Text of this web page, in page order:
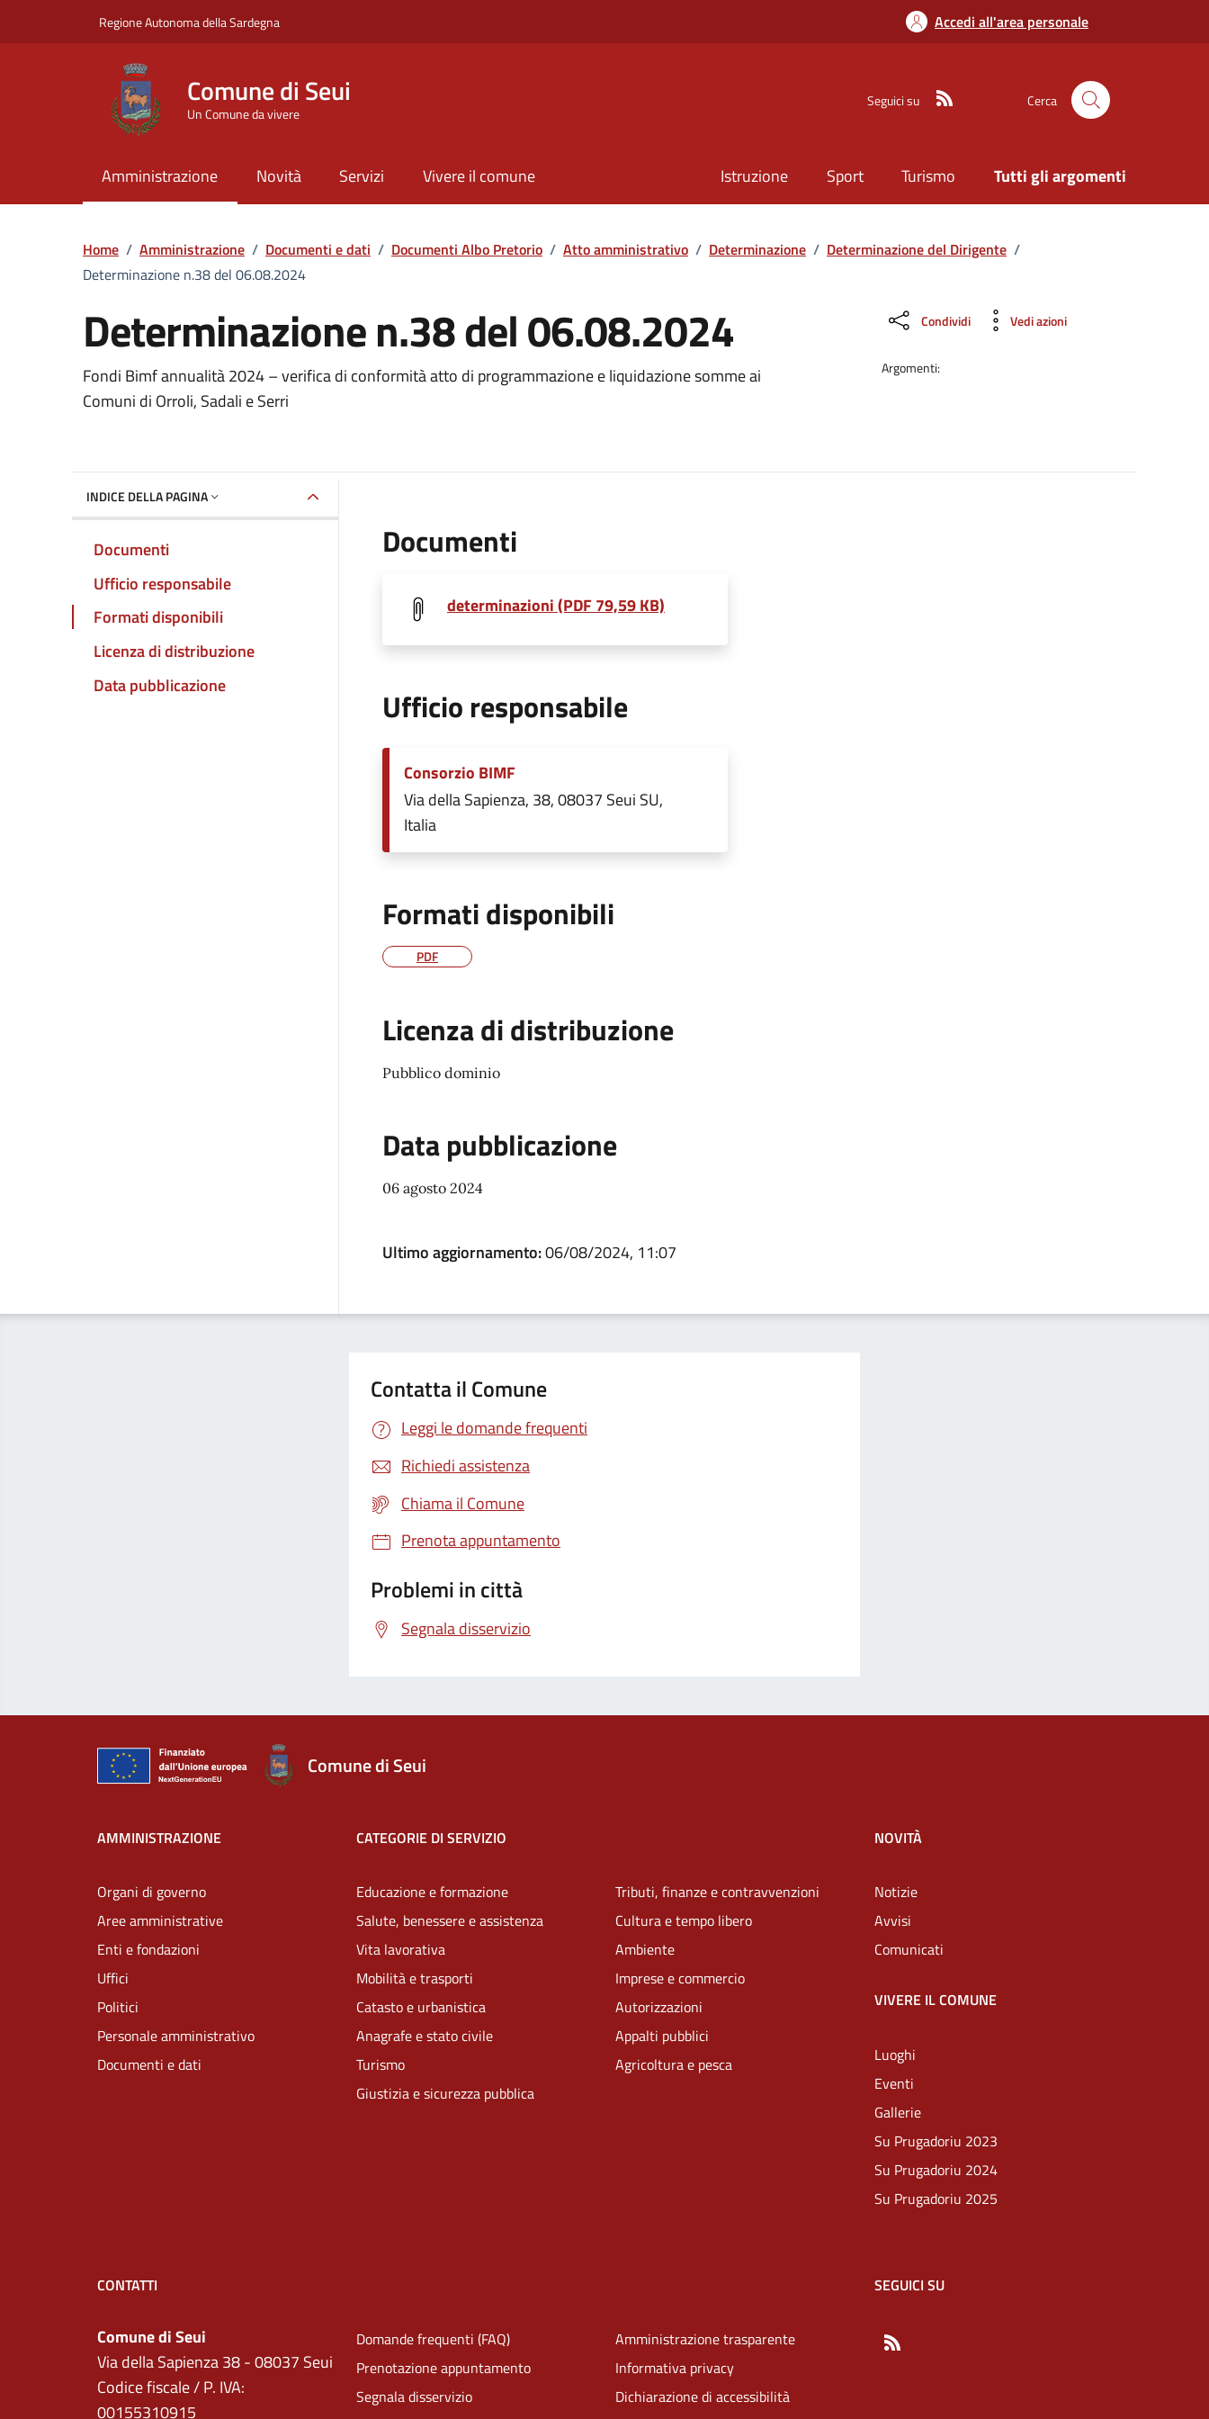
Regione Autonoma della Sardegna Accedi all'area personale
Comune di Seui
Un Comune da vivere
Seguici su Cerca
Amministrazione Novità Servizi Vivere il comune Istruzione Sport Turismo Tutti gli argomenti
Home / Amministrazione / Documenti e dati / Documenti Albo Pretorio / Atto amministrativo / Determinazione / Determinazione del Dirigente /
Determinazione n.38 del 06.08.2024
Determinazione n.38 del 06.08.2024
Dettaglio del documento
Fondi Bimf annualità 2024 – verifica di conformità atto di programmazione e liquidazione somme ai
Comuni di Orroli, Sadali e Serri
Condividi Vedi azioni
Argomenti:
INDICE DELLA PAGINA
Documenti
Ufficio responsabile
Formati disponibili
Licenza di distribuzione
Data pubblicazione
Documenti
determinazioni (PDF 79,59 KB)
Ufficio responsabile
Consorzio BIMF
Via della Sapienza, 38, 08037 Seui SU,
Italia
Formati disponibili
PDF
Licenza di distribuzione
Pubblico dominio
Data pubblicazione
06 agosto 2024
Ultimo aggiornamento:06/08/2024, 11:07
Contatta il Comune
Leggi le domande frequenti
Richiedi assistenza
Chiama il Comune
Prenota appuntamento
Problemi in città
Segnala disservizio
Comune di Seui
AMMINISTRAZIONE
Organi di governo
Aree amministrative
Enti e fondazioni
Uffici
Politici
Personale amministrativo
Documenti e dati
CATEGORIE DI SERVIZIO
Educazione e formazione
Salute, benessere e assistenza
Vita lavorativa
Mobilità e trasporti
Catasto e urbanistica
Anagrafe e stato civile
Turismo
Giustizia e sicurezza pubblica
Tributi, finanze e contravvenzioni
Cultura e tempo libero
Ambiente
Imprese e commercio
Autorizzazioni
Appalti pubblici
Agricoltura e pesca
NOVITÀ
Notizie
Avvisi
Comunicati
VIVERE IL COMUNE
Luoghi
Eventi
Gallerie
Su Prugadoriu 2023
Su Prugadoriu 2024
Su Prugadoriu 2025
CONTATTI
Comune di Seui
Via della Sapienza 38 - 08037 Seui
Codice fiscale / P. IVA:
00155310915
Domande frequenti (FAQ)
Prenotazione appuntamento
Segnala disservizio
Amministrazione trasparente
Informativa privacy
Dichiarazione di accessibilità
SEGUICI SU